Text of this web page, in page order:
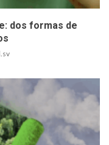
dos formas de